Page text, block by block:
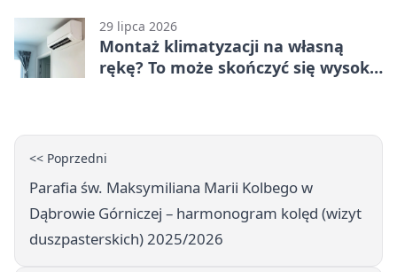
29 lipca 2026
Montaż klimatyzacji na własną
rękę? To może skończyć się wysoką
<< Poprzedni
Parafia św. Maksymiliana Marii Kolbego w
Dąbrowie Górniczej – harmonogram kolęd (wizyt
duszpasterskich) 2025/2026